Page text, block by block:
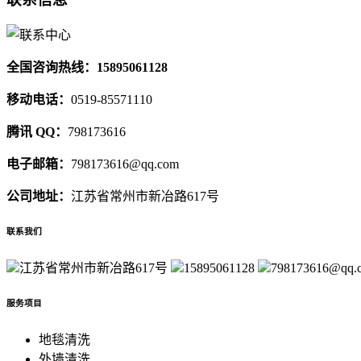
全国咨询热线：15895061128
移动电话： 0519-85571110
腾讯 QQ： 798173616
电子邮箱： 798173616@qq.com
公司地址： 江苏省常州市新冶路617号
联系我们
江苏省常州市新冶路617号 15895061128
服务项目
地毯清洗